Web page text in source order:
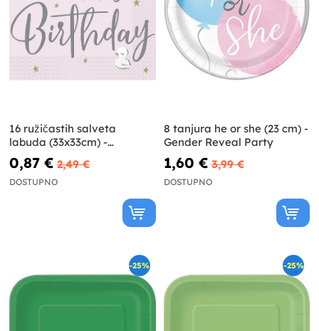
16 ružičastih salveta
labuda (33x33cm) -
Rođendan labuda
0,87 € 2,49 €
DOSTUPNO
8 tanjura he or she (23 cm) -
Gender Reveal Party
1,60 € 3,99 €
DOSTUPNO
-25% -25%